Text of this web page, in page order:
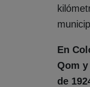
En
Qom
de